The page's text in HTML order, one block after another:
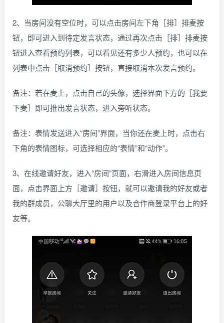
2、当房间没有空位时，可以点击房间左下角［排］排麦按
钮，即可进入到待定发言状态，通过再次点击［排］排麦按
钮进入查看预约列表，可以看见还有多少人预约，也可以在
列表中点击［取消预约］按钮，直接取消本次发言预约。
备注：若在麦上，点击自己的头像，选择界面下方的［我要
下麦］即可推出发言状态，进入旁听状态。
备注：表情发送进入“房间”界面，当你还在麦上时，点击右
下角的表情图标，可选择相应的“表情”和“动作”。
3、在线邀请好友，进入“房间”页面，右滑进入房间信息页
面，点击界面上方［邀请］按钮，就可以邀请我的好友或者
我的群成员，公聊大厅里的用户以及合作商登录平台上的好
友等。